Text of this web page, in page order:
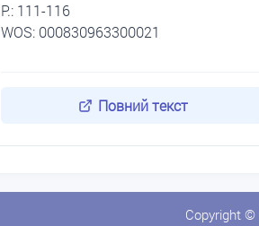
P.: 111-116
WOS: 000830963300021
Повний текст
Copyright ©